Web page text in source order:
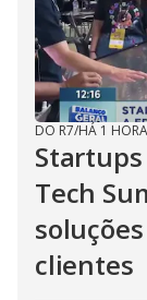
DO R7/HÁ 1 HORA
Tech
clientes